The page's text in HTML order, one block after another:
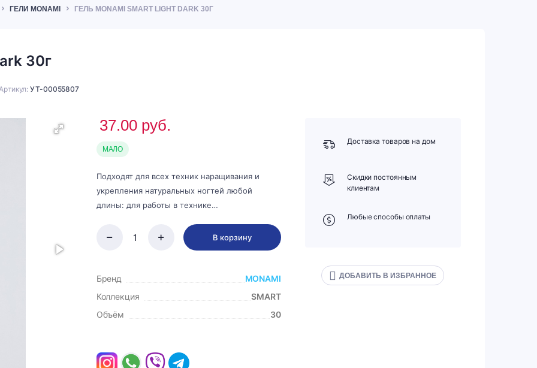
ГЕЛИ MONAMI ГЕЛЬ MONAMI SMART LIGHT DARK 30Г
30г
УТ-00055807
37.00 руб.
МАЛО
Подходят для всех техник наращивания и
укрепления натуральных ногтей любой
длины: для работы в технике…
В корзину
Бренд
MONAMI
Коллекция
SMART
Объём
30
Доставка товаров на дом
Скидки постоянным
клиентам
Любые способы оплаты
ДОБАВИТЬ В ИЗБРАННОЕ